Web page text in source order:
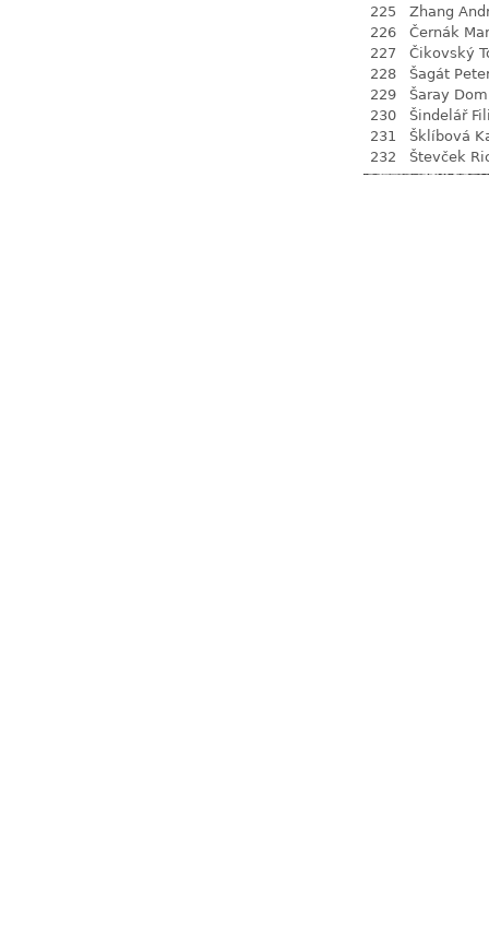
225
Zhang
226
Černák
227
Čikovský
228
Šagát
229
Šaray
230
Šindelář
231
Šklíbová
232
Števček